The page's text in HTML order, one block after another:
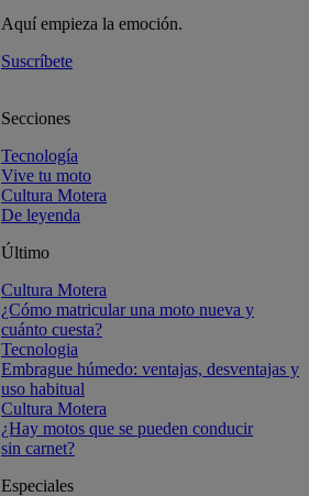
Aquí empieza la emoción.
Suscríbete
Secciones
Tecnología
Vive tu moto
Cultura Motera
De leyenda
Último
Cultura Motera
¿Cómo matricular una moto nueva y
cuánto cuesta?
Tecnologia
Embrague húmedo: ventajas, desventajas y
uso habitual
Cultura Motera
¿Hay motos que se pueden conducir
sin carnet?
Especiales